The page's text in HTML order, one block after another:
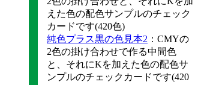
えた色の配色サンプルのチェック
カードです(420色)
純色プラス黒の色見本2 ：CMYの
2色の掛け合わせで作る中間色
と、それにKを加えた色の配色サ
ンプルのチェックカードです(420